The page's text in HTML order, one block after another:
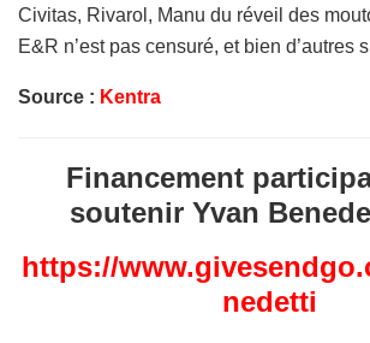
Civitas, Rivarol, Manu du réveil des
E&R n’est pas censuré, et bien d’autres
Source : Kentra
Financement
soutenir Yvan
https://
nedetti